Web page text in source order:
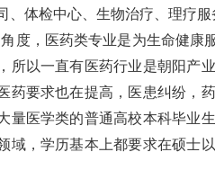
、体检中心、生物治疗、理疗服
度，医药类专业是为生命健康
所以一直有医药行业是朝阳产
药要求也在提高，医患纠纷，
量医学类的普通高校本科毕业
域，学历基本上都要求在硕士